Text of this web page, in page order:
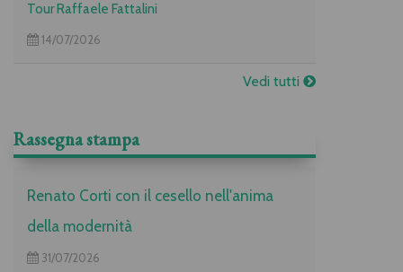
Tour Raffaele Fattalini
14/07/2026
Vedi tutti
Rassegna stampa
Renato Corti con il cesello nell'anima
della modernità
31/07/2026